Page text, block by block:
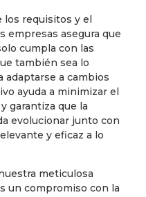
los requisitos y el
empresas asegura que
cumpla con las
también sea lo
a cambios
ayuda a minimizar el
garantiza que la
evolucionar junto con
y eficaz a lo
meticulosa
un compromiso con la